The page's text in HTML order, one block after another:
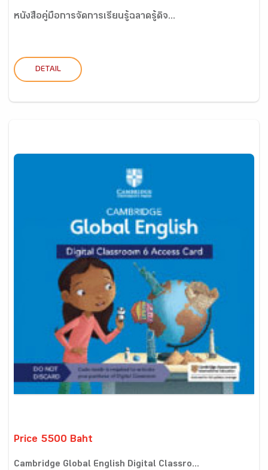
หนังสือคู่มือการจัดการเรียนรู้ฉลาดรู้ดิจ...
DETAIL
Price 5500 Baht
Cambridge Global English Digital Classro...